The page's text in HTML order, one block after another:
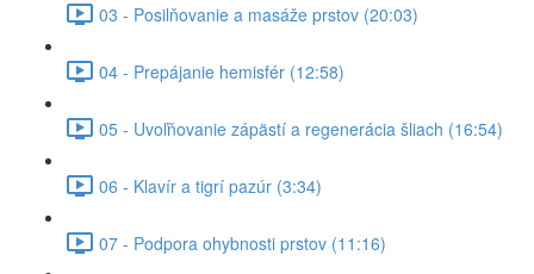
03 - Posilňovanie a masáže prstov (20:03)
04 - Prepájanie hemisfér (12:58)
05 - Uvoľňovanie zápästí a regenerácia šliach (16:54)
06 - Klavír a tigrí pazúr (3:34)
07 - Podpora ohybnosti prstov (11:16)